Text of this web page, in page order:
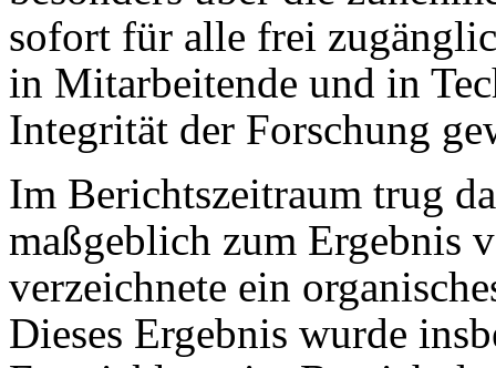
sofort für alle frei
in Mitarbeitende und in
Integrität der Forschung
Im Berichtszeitraum trug
maßgeblich zum Ergebnis
verzeichnete ein
Dieses Ergebnis wurde